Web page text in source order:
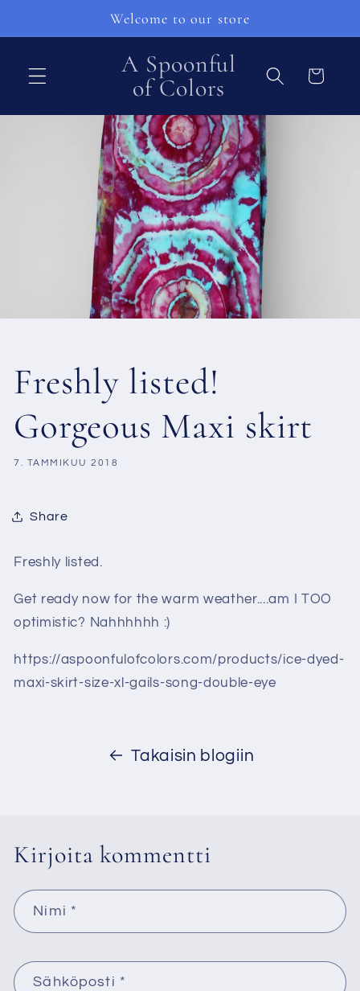
sisältöön
Welcome to our store
A Spoonful
of Colors
Ostoskori
Freshly listed!
Gorgeous Maxi skirt
7. TAMMIKUU 2018
Share
Freshly listed.
Get ready now for the warm weather....am I TOO
optimistic? Nahhhhhh :)
https://aspoonfulofcolors.com/products/ice-dyed-
maxi-skirt-size-xl-gails-song-double-eye
Takaisin blogiin
Kirjoita kommentti
Nimi *
Sähköposti *